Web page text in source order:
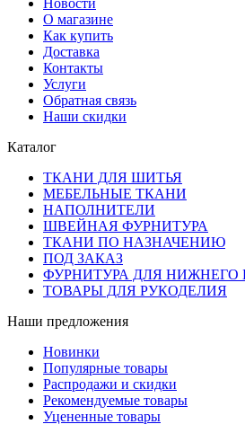
О магазине
Как купить
Доставка
Контакты
Услуги
Обратная связь
Наши скидки
Каталог
ТКАНИ ДЛЯ ШИТЬЯ
МЕБЕЛЬНЫЕ ТКАНИ
НАПОЛНИТЕЛИ
ШВЕЙНАЯ ФУРНИТУРА
ТКАНИ ПО НАЗНАЧЕНИЮ
ПОД ЗАКАЗ
ФУРНИТУРА ДЛЯ НИЖНЕГО
ТОВАРЫ ДЛЯ РУКОДЕЛИЯ
Наши предложения
Новинки
Популярные товары
Распродажи и скидки
Рекомендуемые товары
Уцененные товары